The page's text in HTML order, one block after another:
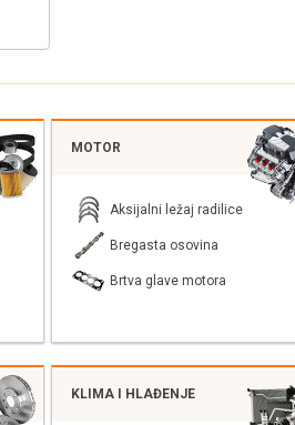
MOTOR
Aksijalni ležaj radilice
Bregasta osovina
Brtva glave motora
KLIMA I HLAĐENJE